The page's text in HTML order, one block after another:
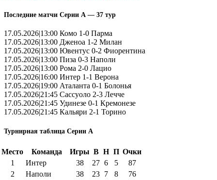
Последние матчи Серии А — 37 тур
17.05.2026|13:00 Комо 1-0 Парма
17.05.2026|13:00 Дженоа 1-2 Милан
17.05.2026|13:00 Ювентус 0-2 Фиорентина
17.05.2026|13:00 Пиза 0-3 Наполи
17.05.2026|13:00 Рома 2-0 Лацио
17.05.2026|16:00 Интер 1-1 Верона
17.05.2026|19:00 Аталанта 0-1 Болонья
17.05.2026|21:45 Сассуоло 2-3 Лечче
17.05.2026|21:45 Удинезе 0-1 Кремонезе
17.05.2026|21:45 Кальяри 2-1 Торино
Турнирная таблица Серии А
Место Команда Игры В Н П Очки
1
Интер 38 27 6 5
87
2
Наполи 38 23 7 8
76